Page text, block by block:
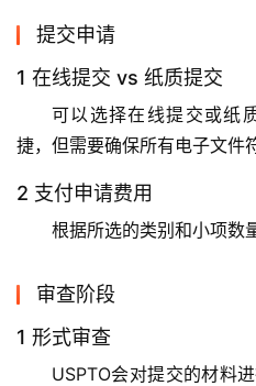
提交申请
1 在线提交 vs 纸质提交
可以选择在线提交或纸
捷，但需要确保所有电子文件
2 支付申请费用
根据所选的类别和小项数
审查阶段
1 形式审查
USPTO会对提交的材料